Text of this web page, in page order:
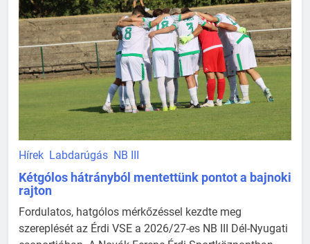
Hírek Labdarúgás NB III
Kétgólos hátrányból mentettünk pontot a bajnoki
rajton
Fordulatos, hatgólos mérkőzéssel kezdte meg
szereplését az Érdi VSE a 2026/27-es NB III Dél-Nyugati